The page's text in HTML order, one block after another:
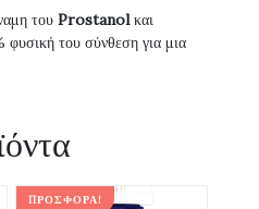
του Prostanolκαι
του σύνθεση για μια
ΠΡΟΣΦΟΡΆ!